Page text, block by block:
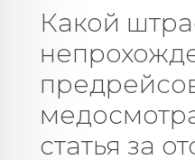
Какой
статья за